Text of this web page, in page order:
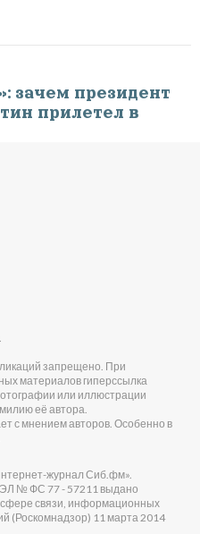
зачем президент
прилетел в
запрещено. При
материалов гиперссылка
или иллюстрации
её автора.
с мнением авторов. Особенно в
журнал Сиб.фм».
№ ФС 77 - 57211 выдано
связи, информационных
(Роскомнадзор) 11 марта 2014